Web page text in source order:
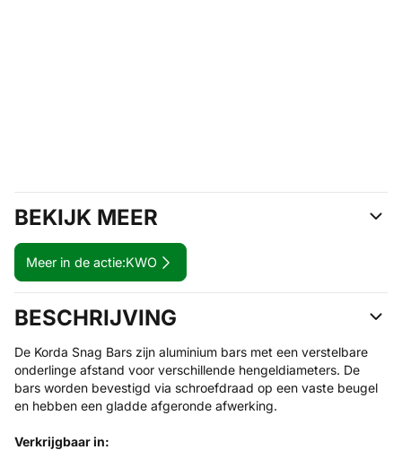
BEKIJK MEER
Meer in de actie:KWO
BESCHRIJVING
De Korda Snag Bars zijn aluminium bars met een verstelbare
onderlinge afstand voor verschillende hengeldiameters. De
bars worden bevestigd via schroefdraad op een vaste beugel
en hebben een gladde afgeronde afwerking.
Verkrijgbaar in: